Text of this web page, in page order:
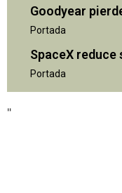
Goodyear
Portada
SpaceX reduce
Portada
"